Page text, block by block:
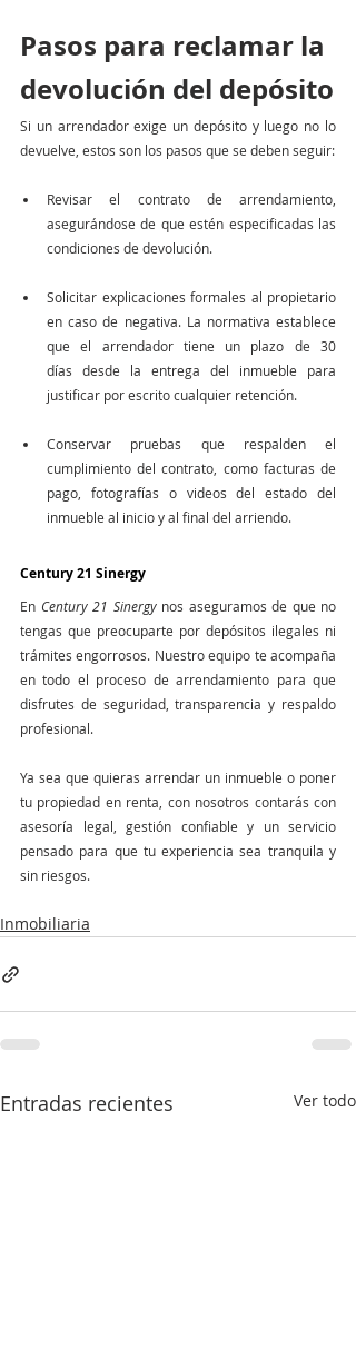
Pasos para reclamar la
devolución del depósito
Si un arrendador exige un depósito y luego no lo
devuelve, estos son los pasos que se deben seguir:
Revisar el contrato de arrendamiento,
asegurándose de que estén especificadas las
condiciones de devolución.
Solicitar explicaciones formales al propietario
en caso de negativa. La normativa establece
que el arrendador tiene un plazo de 30
días desde la entrega del inmueble para
justificar por escrito cualquier retención.
Conservar pruebas que respalden el
cumplimiento del contrato, como facturas de
pago, fotografías o videos del estado del
inmueble al inicio y al final del arriendo.
Century 21 Sinergy
En Century 21 Sinergy nos aseguramos de que no
tengas que preocuparte por depósitos ilegales ni
trámites engorrosos. Nuestro equipo te acompaña
en todo el proceso de arrendamiento para que
disfrutes de seguridad, transparencia y respaldo
profesional.
Ya sea que quieras arrendar un inmueble o poner
tu propiedad en renta, con nosotros contarás con
asesoría legal, gestión confiable y un servicio
pensado para que tu experiencia sea tranquila y
sin riesgos.
Inmobiliaria
Entradas recientes Ver todo